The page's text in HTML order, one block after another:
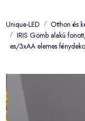
Unique-LED Otthon és
IRIS Gömb alakú
es/3xAA elemes